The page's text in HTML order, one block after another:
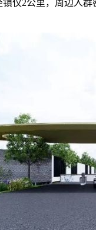
镇仅2公里，周边人群